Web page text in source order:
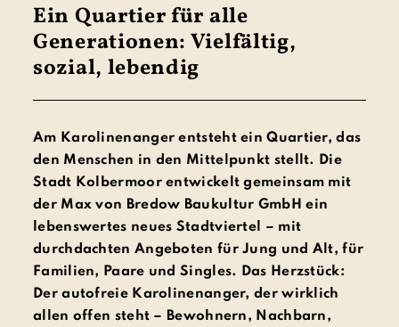
Ein Quartier für alle
Generationen: Vielfältig,
sozial, lebendig
Am Karolinenanger entsteht ein Quartier, das
den Menschen in den Mittelpunkt stellt. Die
Stadt Kolbermoor entwickelt gemeinsam mit
der Max von Bredow Baukultur GmbH ein
lebenswertes neues Stadtviertel – mit
durchdachten Angeboten für Jung und Alt, für
Familien, Paare und Singles. Das Herzstück:
Der autofreie Karolinenanger, der wirklich
allen offen steht – Bewohnern, Nachbarn,